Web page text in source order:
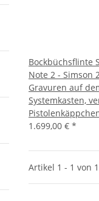
Bockbüchsflinte
Note 2 - Simson
Gravuren auf
Systemkasten,
1.699,00 € *
Artikel 1 - 1 von 1